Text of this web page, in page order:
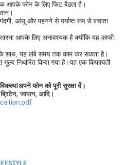
आपके फोन के लिए फिट बैठता है।
आंसू और पहनने से पर्याप्त रूप से बचाता
आपके लिए अनावश्यक है क्योंकि यह काफी
साथ, यह लंबे समय तक काम कर सकता है।
निर्धारित किया गया है।यह एक किफायती
फोन को पूरी सुरक्षा दें।
जापान, आदि।